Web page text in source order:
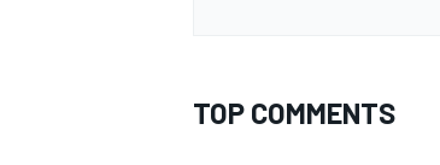
TOP COMMENTS